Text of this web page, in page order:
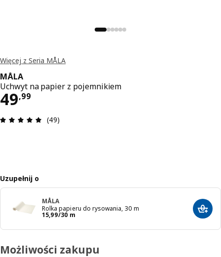
Więcej z Seria MÅLA
MÅLA
Uchwyt na papier z pojemnikiem
49,99
Cena 49,99
Opinia: 5 na 5 gwiazdki. Recenzje ogółem: 49
(49)
Uzupełnij o
MÅLA
Rolka papieru do rysowania, 30 m
15,99/30 m
Cena 15,99/30 m
Możliwości zakupu